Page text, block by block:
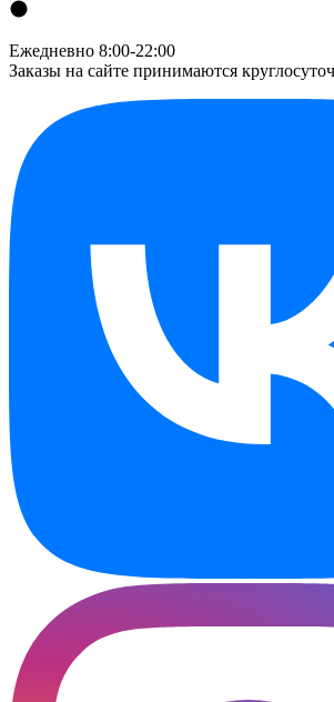
Ежедневно 8:00-22:00
Заказы на сайте принимаются